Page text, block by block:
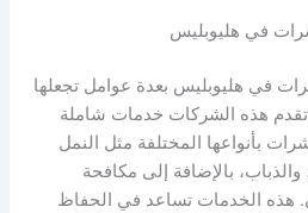
في هليوبليس بعدة عوامل تجعلها
تقدم هذه الشركات خدمات شاملة
بأنواعها المختلفة مثل النمل
بالإضافة إلى مكافحة
هذه الخدمات تساعد في الحفاظ